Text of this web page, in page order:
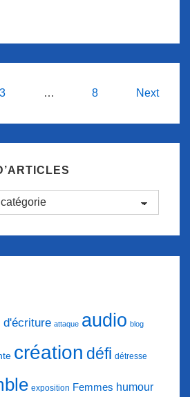
3 … 8 Next
d'écriture attaque audio blog
création défi détresse
exposition Femmes humour